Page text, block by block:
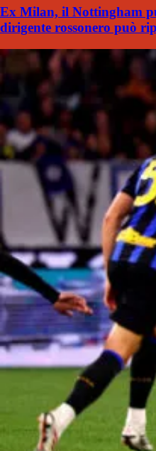
Ex Milan, il Nottingham
dirigente rossonero può